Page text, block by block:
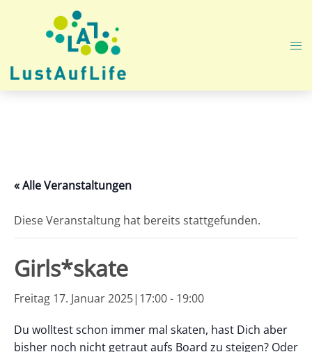
« Alle Veranstaltungen
Diese Veranstaltung hat bereits stattgefunden.
Girls*skate
Freitag 17. Januar 2025|17:00- 19:00
Du wolltest schon immer mal skaten, hast Dich aber
bisher noch nicht getraut aufs Board zu steigen? Oder